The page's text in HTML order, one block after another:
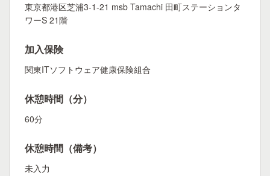
東京都港区芝浦3-1-21 msb Tamachi 田町ステーションタ
ワーS 21階
加入保険
関東ITソフトウェア健康保険組合
休憩時間（分）
60分
休憩時間（備考）
未入力